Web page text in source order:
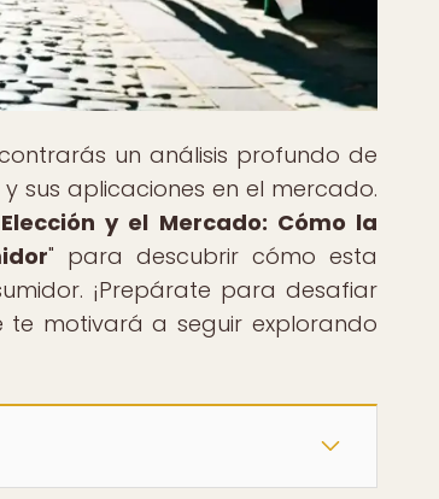
un análisis profundo de
sus aplicaciones en el mercado.
y el Mercado: Cómo la
" para descubrir cómo esta
¡Prepárate para desafiar
te motivará a seguir explorando